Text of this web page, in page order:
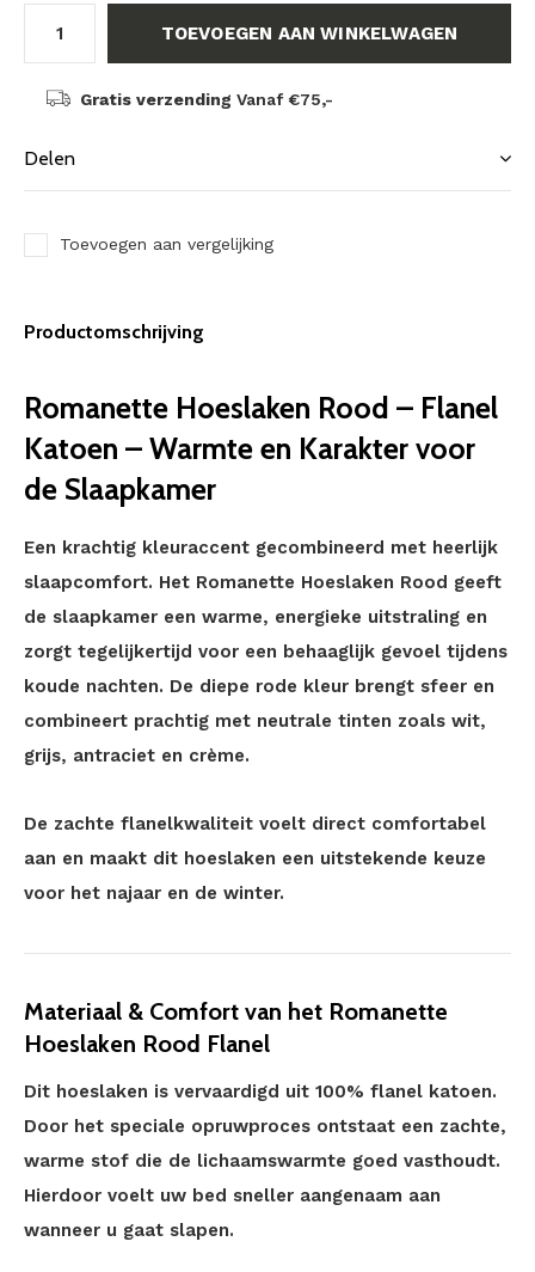
TOEVOEGEN AAN WINKELWAGEN
Gratis verzending Vanaf €75,-
Delen
Toevoegen aan vergelijking
Productomschrijving
Romanette Hoeslaken Rood – Flanel
Katoen – Warmte en Karakter voor
de Slaapkamer
Een krachtig kleuraccent gecombineerd met heerlijk
slaapcomfort. Het Romanette Hoeslaken Rood geeft
de slaapkamer een warme, energieke uitstraling en
zorgt tegelijkertijd voor een behaaglijk gevoel tijdens
koude nachten. De diepe rode kleur brengt sfeer en
combineert prachtig met neutrale tinten zoals wit,
grijs, antraciet en crème.
De zachte flanelkwaliteit voelt direct comfortabel
aan en maakt dit hoeslaken een uitstekende keuze
voor het najaar en de winter.
Materiaal & Comfort van het Romanette
Hoeslaken Rood Flanel
Dit hoeslaken is vervaardigd uit 100% flanel katoen.
Door het speciale opruwproces ontstaat een zachte,
warme stof die de lichaamswarmte goed vasthoudt.
Hierdoor voelt uw bed sneller aangenaam aan
wanneer u gaat slapen.